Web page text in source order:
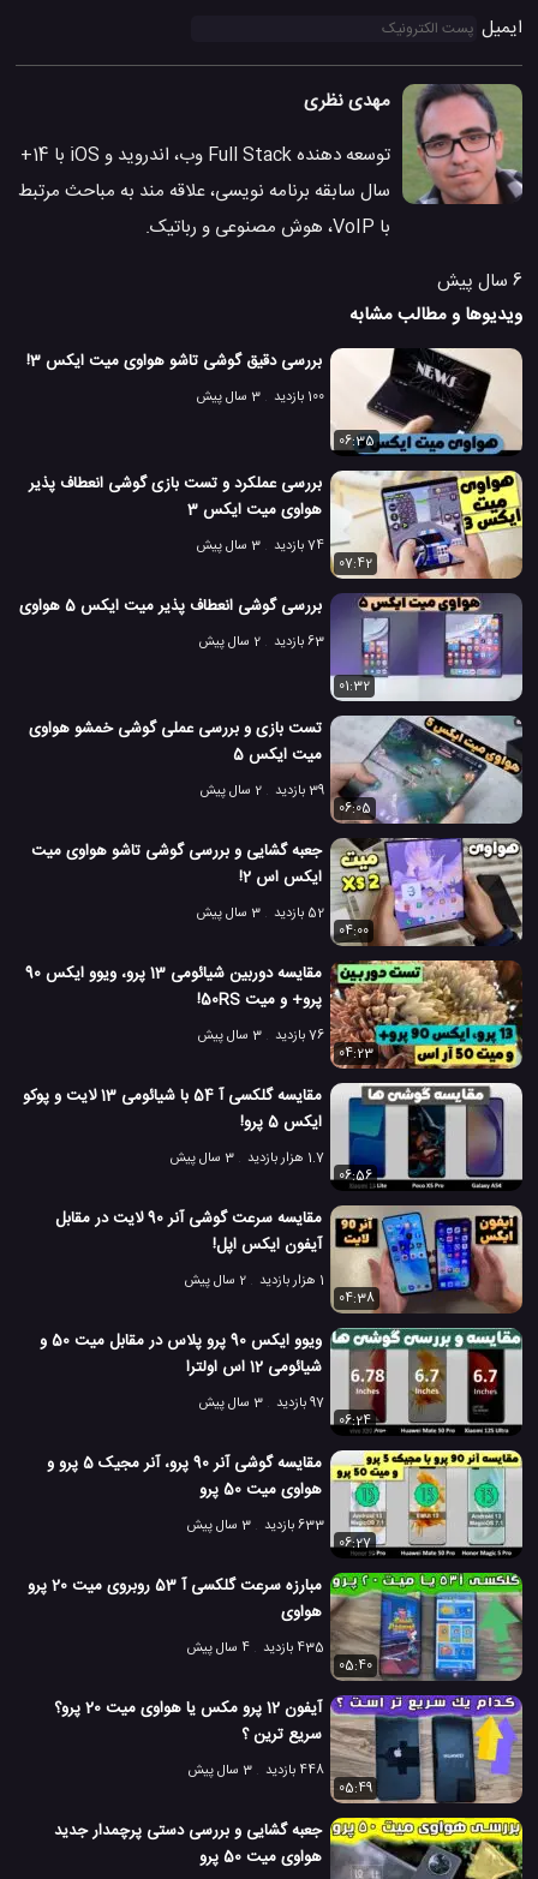
ایمیل
مهدی نظری
توسعه دهنده Full Stack وب، اندروید و iOS با 14+
سال سابقه برنامه نویسی، علاقه مند به مباحث مرتبط
با VoIP، هوش مصنوعی و رباتیک.
6 سال پیش
ویدیوها و مطالب مشابه
بررسی دقیق گوشی تاشو هواوی میت ایکس 3!
100 بازدید 3 سال پیش
06:35
بررسی عملکرد و تست بازی گوشی انعطاف پذیر
هواوی میت ایکس 3
74 بازدید
3 سال پیش
07:42
بررسی گوشی انعطاف پذیر میت ایکس 5 هواوی
63 بازدید 2 سال پیش
01:32
تست بازی و بررسی عملی گوشی خمشو هواوی
میت ایکس 5
39 بازدید
2 سال پیش
06:05
جعبه گشایی و بررسی گوشی تاشو هواوی میت
ایکس اس 2!
52 بازدید
3 سال پیش
04:00
مقایسه دوربین شیائومی 13 پرو، ویوو ایکس 90
پرو+ و میت 50RS!
76 بازدید
3 سال پیش
04:23
مقایسه گلکسی آ 54 با شیائومی 13 لایت و پوکو
ایکس 5 پرو!
1.7 هزار بازدید
3 سال پیش
06:56
مقایسه سرعت گوشی آنر 90 لایت در مقابل
آیفون ایکس اپل!
1 هزار بازدید
2 سال پیش
04:38
ویوو ایکس 90 پرو پلاس در مقابل میت 50 و
شیائومی 12 اس اولترا
97 بازدید
3 سال پیش
06:24
مقایسه گوشی آنر 90 پرو، آنر مجیک 5 پرو و
هواوی میت 50 پرو
633 بازدید
3 سال پیش
06:27
مبارزه سرعت گلکسی آ 53 روبروی میت 20 پرو
هواوی
435 بازدید
4 سال پیش
05:40
آیفون 12 پرو مکس یا هواوی میت 20 پرو؟
سریع ترین ؟
448 بازدید
3 سال پیش
05:49
جعبه گشایی و بررسی دستی پرچمدار جدید
هواوی میت 50 پرو